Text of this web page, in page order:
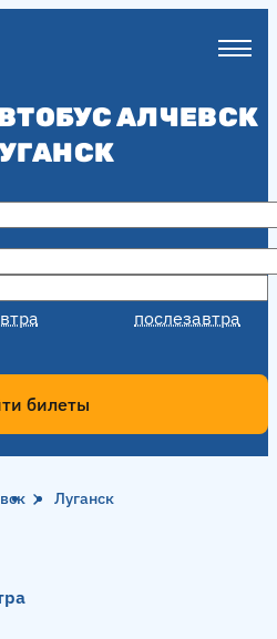
АЛЧЕВСК
послезавтра
билеты
Луганск